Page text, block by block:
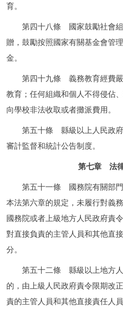
育。
第四十八條 國家鼓勵社會組
贈，鼓勵按照國家有關基金會管
金。
第四十九條 義務教育經費嚴
教育；任何組織和個人不得侵佔
向學校非法收取或者攤派費用。
第五十條 縣級以上人民政府
審計監督和統計公告制度。
第七章 法
第五十一條 國務院有關部門
本法第六章的規定，未履行對義
國務院或者上級地方人民政府責
對直接負責的主管人員和其他直
分。
第五十二條 縣級以上地方人
的，由上級人民政府責令限期改
責的主管人員和其他直接責任人